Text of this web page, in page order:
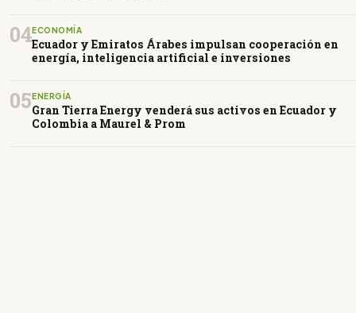
04ECONOMÍA
Ecuador y Emiratos Árabes impulsan cooperación en
energía, inteligencia artificial e inversiones
05ENERGÍA
Gran Tierra Energy venderá sus activos en Ecuador y
Colombia a Maurel & Prom